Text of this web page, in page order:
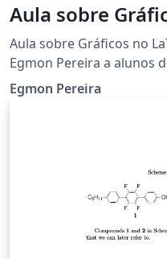
Aula sobre
Aula sobre Gráficos no
Egmon Pereira a alunos
Computação do Cefet-
Egmon Pereira